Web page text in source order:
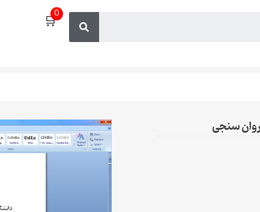
🛒0
سنجی